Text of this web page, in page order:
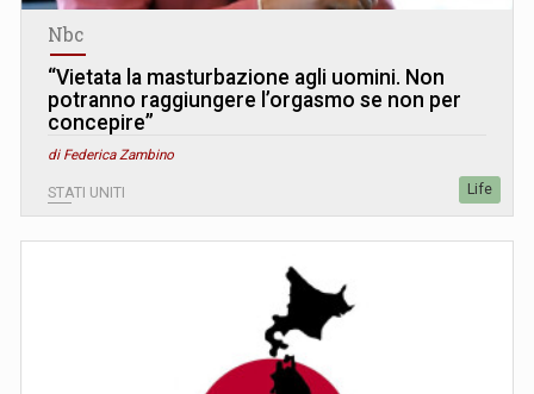
Nbc
“Vietata la masturbazione agli uomini. Non
potranno raggiungere l’orgasmo se non per
concepire”
di Federica Zambino
STATI UNITI Life